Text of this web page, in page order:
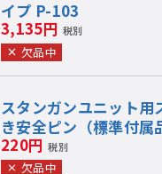
イプ P-103
3,135円 税別
欠品中
スタンガンユニット用
き安全ピン（標準付属
220円 税別
欠品中